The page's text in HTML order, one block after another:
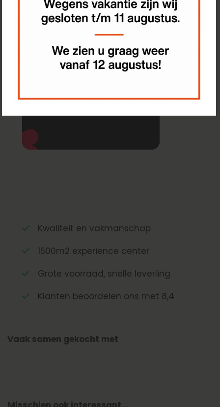
Kwaliteit en vakmanschap
1500m2 experience center
Grote voorraad, snelle leverling
Klanten beoordelen ons met 8,4
Vaak samen gekocht met